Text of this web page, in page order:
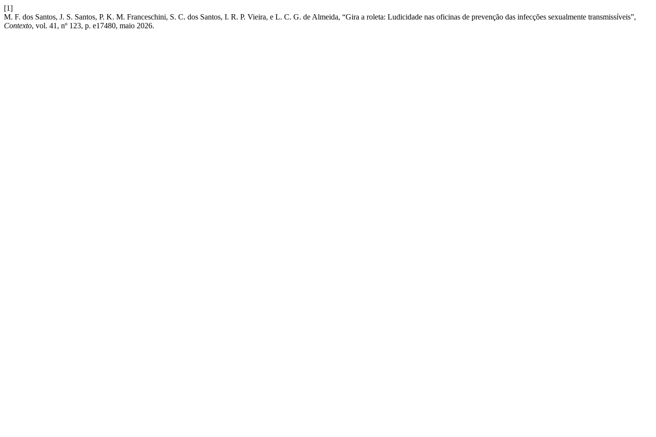
[1]
M. F. dos Santos, J. S. Santos, P. K. M. Franceschini, S. C. dos Santos, I. R. P. Vieira, e L. C. G. de Almeida, “Gira a roleta: Ludicidade nas oficinas de prevenção das infecções sexualmente transmissíveis”,
Contexto, vol. 41, nº 123, p. e17480, maio 2026.